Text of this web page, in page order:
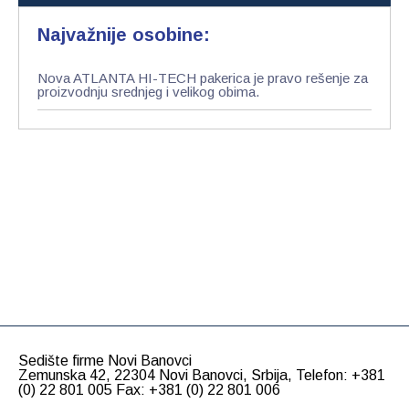
Najvažnije osobine:
Nova ATLANTA HI-TECH pakerica je pravo rešenje za
proizvodnju srednjeg i velikog obima.
Sedište firme Novi Banovci
Zemunska 42, 22304 Novi Banovci, Srbija, Telefon: +381
(0) 22 801 005 Fax: +381 (0) 22 801 006